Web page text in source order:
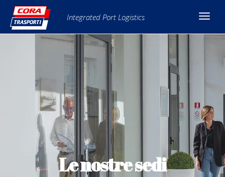
Integrated Port Logistics
Le nostre sedi